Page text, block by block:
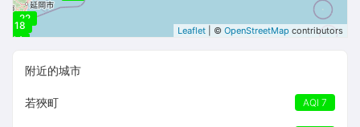
14
22
18 Leaflet | © OpenStreetMap contributors
附近的城市
若狹町 AQI 7